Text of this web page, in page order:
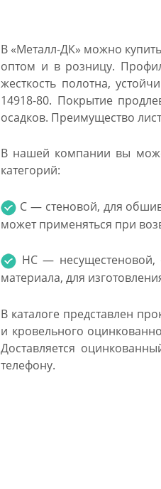
В «Металл-ДК» можно
оптом и в розницу.
жесткость полотна,
14918-80. Покрытие
осадков. Преимущество
В нашей компании вы
категорий:
С — стеновой, для
может применяться при
НС — несущестеновой,
материала, для
В каталоге представлен
и кровельного
Доставляется
телефону.